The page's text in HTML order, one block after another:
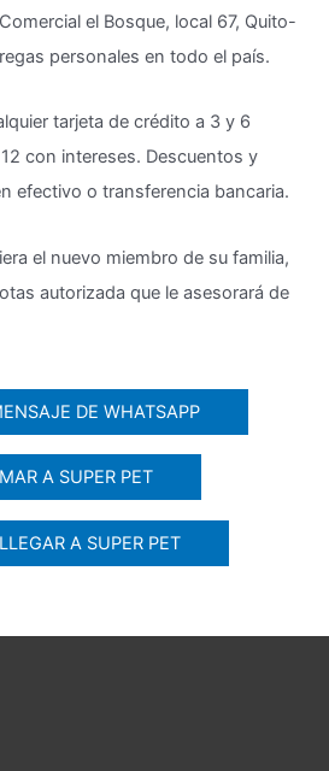
el Bosque, local 67, Quito-
personales en todo el país.
tarjeta de crédito a 3 y 6
con intereses. Descuentos y
efectivo o transferencia bancaria.
el nuevo miembro de su familia,
autorizada que le asesorará de
DE WHATSAPP
A SUPER PET
A SUPER PET